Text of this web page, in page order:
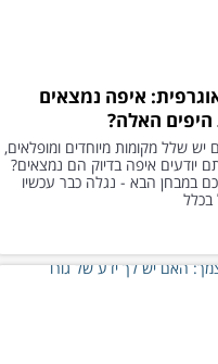
איפה נמצאים
האלה?
יש שלל מקומות מיוחדים ומופלאים,
יודעים איפה בדיוק הם נמצאים?
במבחן הבא - נגלה כבר עכשיו